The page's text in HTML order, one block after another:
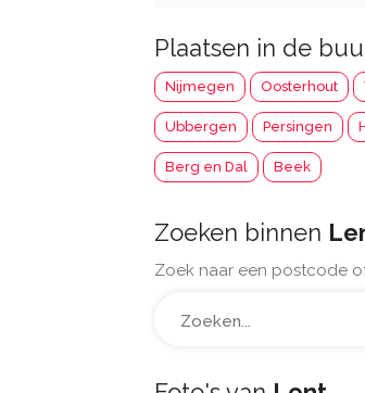
Plaatsen in de
Nijmegen Oosterhout
Ubbergen Persingen
Berg en Dal Beek
Zoeken binnen
Zoek naar een postcode